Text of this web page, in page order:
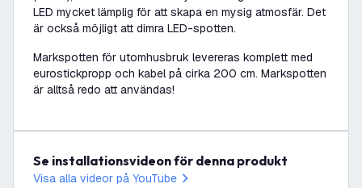
LED mycket lämplig för att skapa en mysig atmosfär. Det
är också möjligt att dimra LED-spotten.
Markspotten för utomhusbruk levereras komplett med
eurostickpropp och kabel på cirka 200 cm. Markspotten
är alltså redo att användas!
Se installationsvideon för denna produkt
Visa alla videor på YouTube